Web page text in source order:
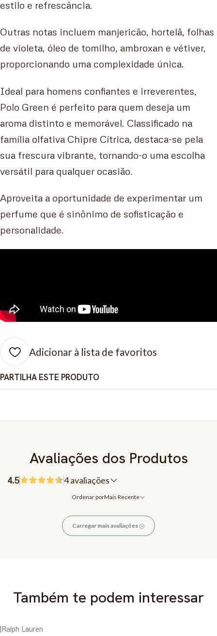
estilo e refrescância.
Outras notas incluem manjericão, hortelã, folhas
de violeta, óleo de tomilho, ambroxan e vétiver,
proporcionando uma complexidade única.
Ideal para homens confiantes e irreverentes,
Polo Green é perfeito para quem deseja um
aroma distinto e memorável. Classificado na
família olfativa Chipre Cítrica, destaca-se pela
sua frescura vibrante, tornando-o uma escolha
versátil para qualquer ocasião.
Aproveita a oportunidade de experimentar um
perfume que é sinônimo de sofisticação e
personalidade.
Adicionar à lista de favoritos
PARTILHA ESTE PRODUTO
Avaliações dos Produtos
4.5 4 avaliações
Ordenar porMais Recente
Carregar mais avaliações
Também te podem interessar
|Ralph Lauren